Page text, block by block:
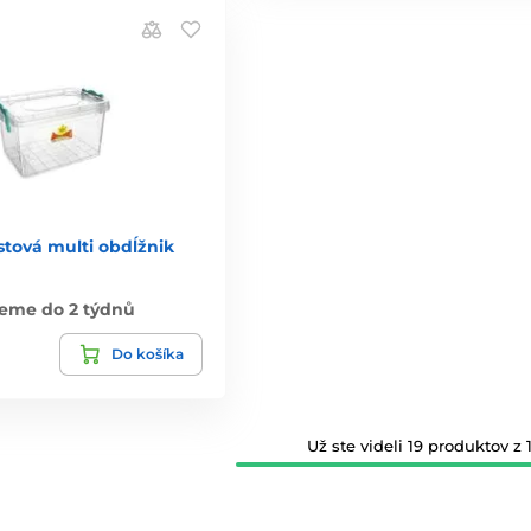
multi obdĺžnik
do 2 týdnů
Do košíka
Už ste videli 19 produktov z